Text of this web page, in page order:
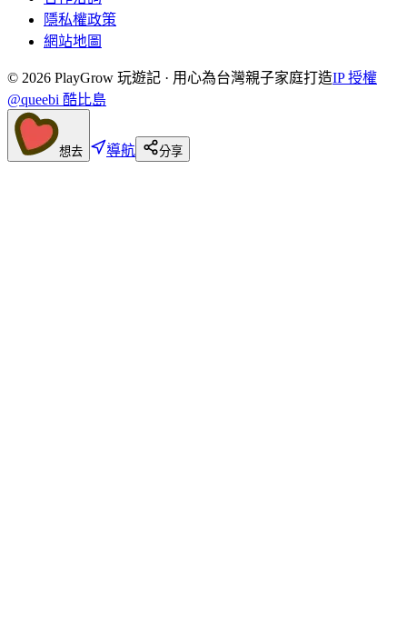
隱私權政策
網站地圖
© 2026 PlayGrow 玩遊記 · 用心為台灣親子家庭打造IP 授權
@queebi 酷比島
想去 導航 分享